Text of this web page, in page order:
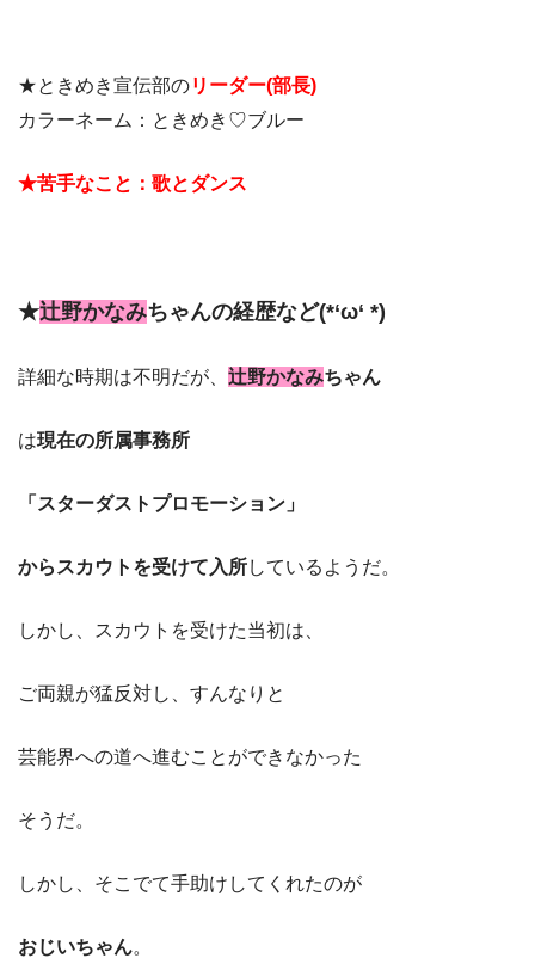
★ときめき宣伝部のリーダー(部長)
カラーネーム：ときめき♡ブルー
★苦手なこと：歌とダンス
★辻野かなみちゃんの経歴など(*‘ω‘ *)
詳細な時期は不明だが、 辻野かなみちゃん
は現在の所属事務所
「スターダストプロモーション」
からスカウトを受けて入所しているようだ。
しかし、スカウトを受けた当初は、
ご両親が猛反対し、すんなりと
芸能界への道へ進むことができなかった
そうだ。
しかし、そこでて手助けしてくれたのが
おじいちゃん。